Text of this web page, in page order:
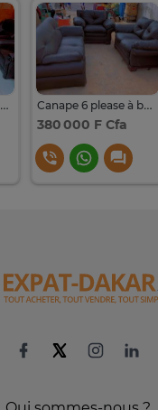
Canape 8 please à bon état Canape 6 please à bon état
380 000 F Cfa